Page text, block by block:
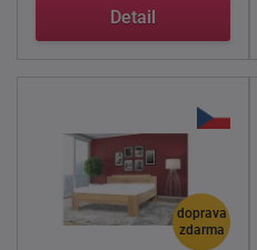
Detail
doprava
zdarma